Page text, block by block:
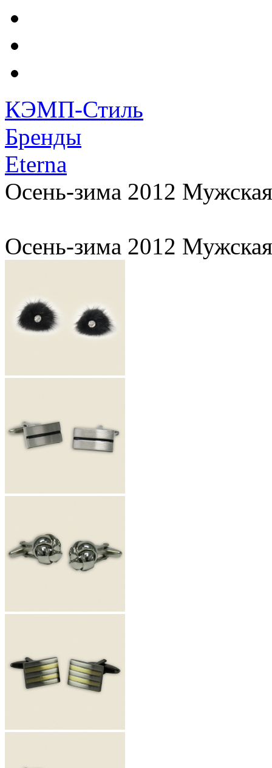
КЭМП-Стиль
Бренды
Eterna
Осень-зима 2012
Осень-зима 2012